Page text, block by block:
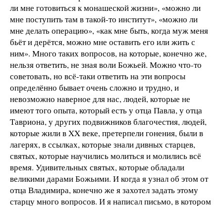
ли мне готовиться к монашеской жизни», «можно ли
мне поступить там в такой-то институт», «можно ли
мне делать операцию», «как мне быть, когда муж меня
бьёт и дерётся, можно мне оставить его или жить с
ним». Много таких вопросов, на которые, конечно же,
нельзя ответить, не зная воли Божьей. Можно что-то
советовать, но всё-таки ответить на эти вопросы
определённо бывает очень сложно и трудно, и
невозможно наверное для нас, людей, которые не
имеют того опыта, который есть у отца Павла, у отца
Тавриона, у других подвижников благочестия, людей,
которые жили в XX веке, претерпели гонения, были в
лагерях, в ссылках, которые знали дивных старцев,
святых, которые научились молиться и молились всё
время. Удивительных святых, которые обладали
великими дарами Божьими. И когда я узнал об этом от
отца Владимира, конечно же я захотел задать этому
старцу много вопросов. И я написал письмо, в котором